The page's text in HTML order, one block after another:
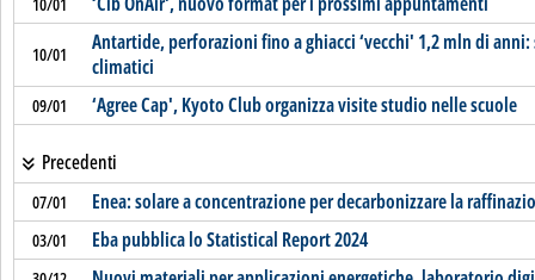
10/01
Antartide, perforazioni fino a ghiacci ‘vecchi' 1,2 mln di
climatici
09/01 ‘Agree Cap', Kyoto Club organizza visite studio nelle scuole
Precedenti
07/01 Enea: solare a concentrazione per decarbonizzare la
03/01 Eba pubblica lo Statistical Report 2024